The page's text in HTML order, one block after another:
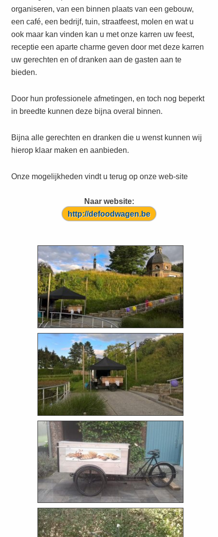
organiseren, van een binnen plaats van een gebouw,
een café, een bedrijf, tuin, straatfeest, molen en wat u
ook maar kan vinden kan u met onze karren uw feest,
receptie een aparte charme geven door met deze karren
uw gerechten en of dranken aan de gasten aan te
bieden.
Door hun professionele afmetingen, en toch nog beperkt
in breedte kunnen deze bijna overal binnen.
Bijna alle gerechten en dranken die u wenst kunnen wij
hierop klaar maken en aanbieden.
Onze mogelijkheden vindt u terug op onze web-site
Naar website:
http://defoodwagen.be